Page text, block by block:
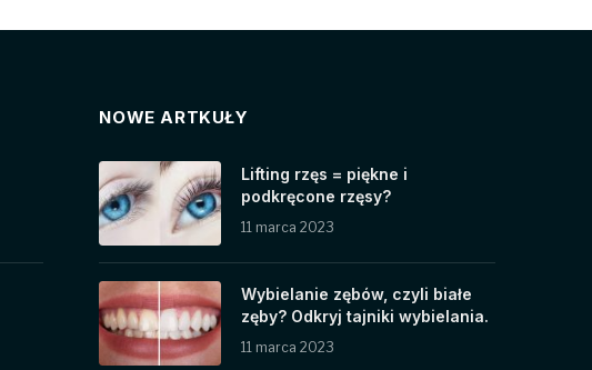
NOWE ARTKUŁY
Lifting rzęs = piękne i
podkręcone rzęsy?
11 marca 2023
Wybielanie zębów, czyli białe
zęby? Odkryj tajniki wybielania.
11 marca 2023